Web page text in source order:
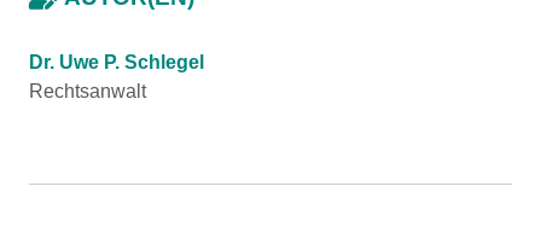
Dr. Uwe P. Schlegel
Rechtsanwalt